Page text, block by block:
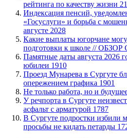
рейтинга по качеству жизни
​Индексация пенсий,
«Госуслуги» и борьба с
августе 2028
Какие выплаты югорчане
подготовки к школе //
​Памятные даты августа 2026
юбилеи 1910
​Проезд Мунарева в Сургуте
опережением графика 1901
​Не только работа, но и
​У речпорта в Сургуте
асфальт с арматурой 1787
В Сургуте подростки избили
просьбы не кидать петарды